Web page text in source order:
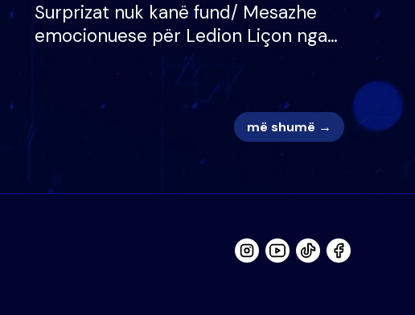
Surprizat nuk kanë fund/ Mesazhe
emocionuese për Ledion Liçon nga
nëna dhe fëmijët e tij, moderatori
nuk i mban dot lotët: Nuk meritoj…
më shumë →